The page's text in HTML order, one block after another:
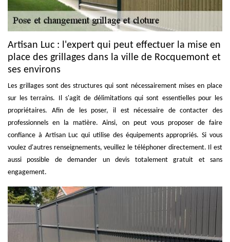
Artisan Luc : l'expert qui peut effectuer la mise en
place des grillages dans la ville de Rocquemont et
ses environs
Les grillages sont des structures qui sont nécessairement mises en place
sur les terrains. Il s'agit de délimitations qui sont essentielles pour les
propriétaires. Afin de les poser, il est nécessaire de contacter des
professionnels en la matière. Ainsi, on peut vous proposer de faire
confiance à Artisan Luc qui utilise des équipements appropriés. Si vous
voulez d'autres renseignements, veuillez le téléphoner directement. Il est
aussi possible de demander un devis totalement gratuit et sans
engagement.